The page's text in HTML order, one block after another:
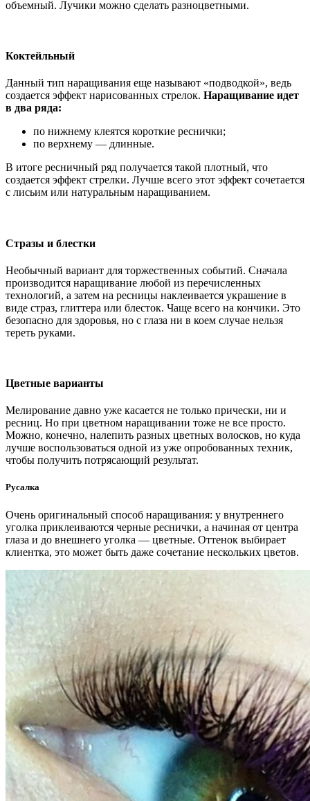
объемный. Лучики можно сделать разноцветными.
Коктейльный
Данный тип наращивания еще называют «подводкой», ведь
создается эффект нарисованных стрелок. Наращивание идет
в два ряда:
по нижнему клеятся короткие реснички;
по верхнему — длинные.
В итоге ресничный ряд получается такой плотный, что
создается эффект стрелки. Лучше всего этот эффект сочетается
с лисьим или натуральным наращиванием.
Стразы и блестки
Необычный вариант для торжественных событий. Сначала
производится наращивание любой из перечисленных
технологий, а затем на ресницы наклеивается украшение в
виде страз, глиттера или блесток. Чаще всего на кончики. Это
безопасно для здоровья, но с глаза ни в коем случае нельзя
тереть руками.
Цветные варианты
Мелирование давно уже касается не только прически, ни и
ресниц. Но при цветном наращивании тоже не все просто.
Можно, конечно, налепить разных цветных волосков, но куда
лучше воспользоваться одной из уже опробованных техник,
чтобы получить потрясающий результат.
Русалка
Очень оригинальный способ наращивания: у внутреннего
уголка приклеиваются черные реснички, а начиная от центра
глаза и до внешнего уголка — цветные. Оттенок выбирает
клиентка, это может быть даже сочетание нескольких цветов.